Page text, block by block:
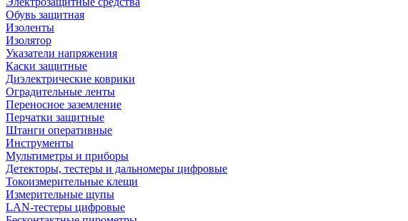
Обувь защитная
Изоленты
Изолятор
Указатели напряжения
Каски защитные
Диэлектрические коврики
Оградительные ленты
Переносное заземление
Перчатки защитные
Штанги оперативные
Инструменты
Мультиметры и приборы
Детекторы, тестеры и дальномеры цифровые
Токоизмерительные клещи
Измерительные щупы
LAN-тестеры цифровые